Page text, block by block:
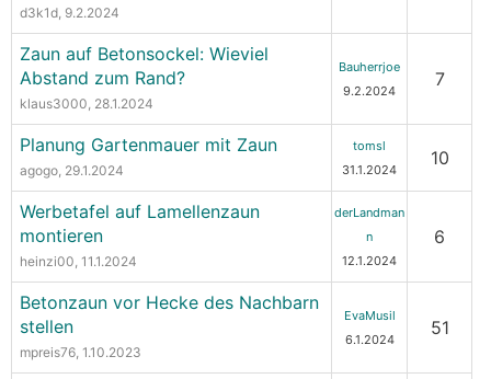
d3k1d, 9.2.2024
Zaun auf Betonsockel: Wieviel
Abstand zum Rand?
klaus3000, 28.1.2024
Bauherrjoe
9.2.2024
7
Planung Gartenmauer mit Zaun
agogo, 29.1.2024
tomsl
31.1.2024
10
Werbetafel auf Lamellenzaun
montieren
heinzi00, 11.1.2024
derLandman
n
12.1.2024
6
Betonzaun vor Hecke des Nachbarn
stellen
mpreis76, 1.10.2023
EvaMusil
6.1.2024
51